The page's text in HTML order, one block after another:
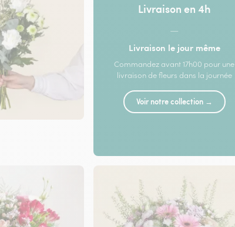
Livraison en 4h
—
Livraison le jour même
Commandez avant 17h00 pour une
livraison de fleurs dans la journée
Voir notre collection →